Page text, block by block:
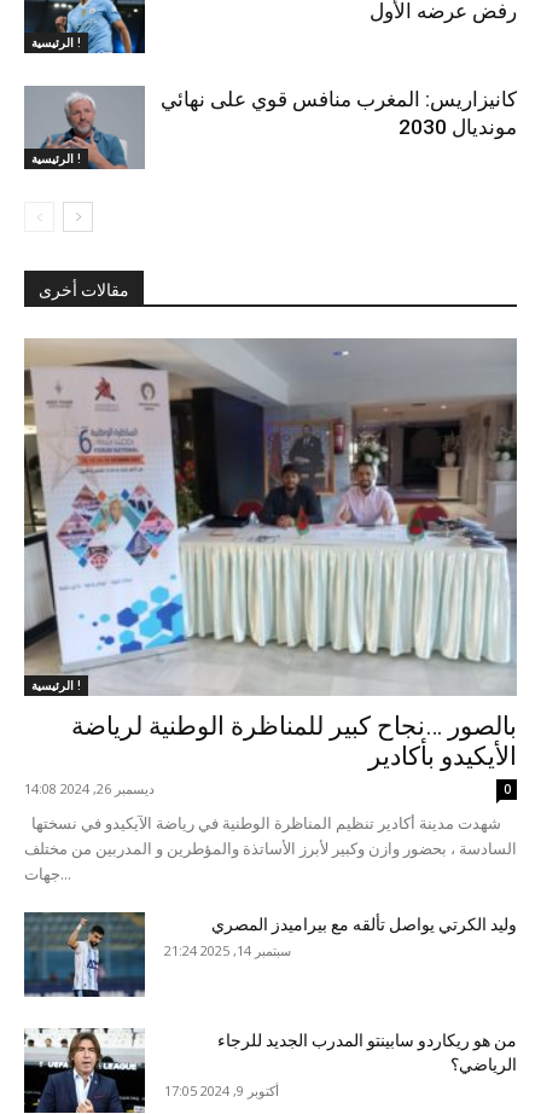
الرئيسية !
رفض عرضه الأول
الرئيسية !
كانيزاريس: المغرب منافس قوي على نهائي
مونديال 2030
مقالات أخرى
الرئيسية !
بالصور …نجاح كبير للمناظرة الوطنية لرياضة
الأيكيدو بأكادير
ديسمبر 26, 2024 14:08 0
السادسة ، بحضور وازن وكبير لأبرز الأساتذة والمؤطرين و المدربين من مختلف
جهات...
وليد الكرتي يواصل تألقه مع بيراميدز المصري
سبتمبر 14, 2025 21:24
من هو ريكاردو سابينتو المدرب الجديد للرجاء
الرياضي؟
أكتوبر 9, 2024 17:05